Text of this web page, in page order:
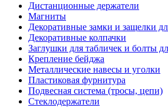
Дистанционные держатели
Магниты
Декоративные замки и защелки
Декоративные колпачки
Заглушки для табличек и болты
Крепление бейджа
Металлические навесы и уголки
Пластиковая фурнитура
Подвесная система (тросы, цепи)
Стеклодержатели